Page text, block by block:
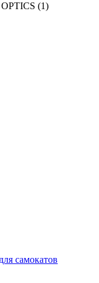
(1)
самокатов